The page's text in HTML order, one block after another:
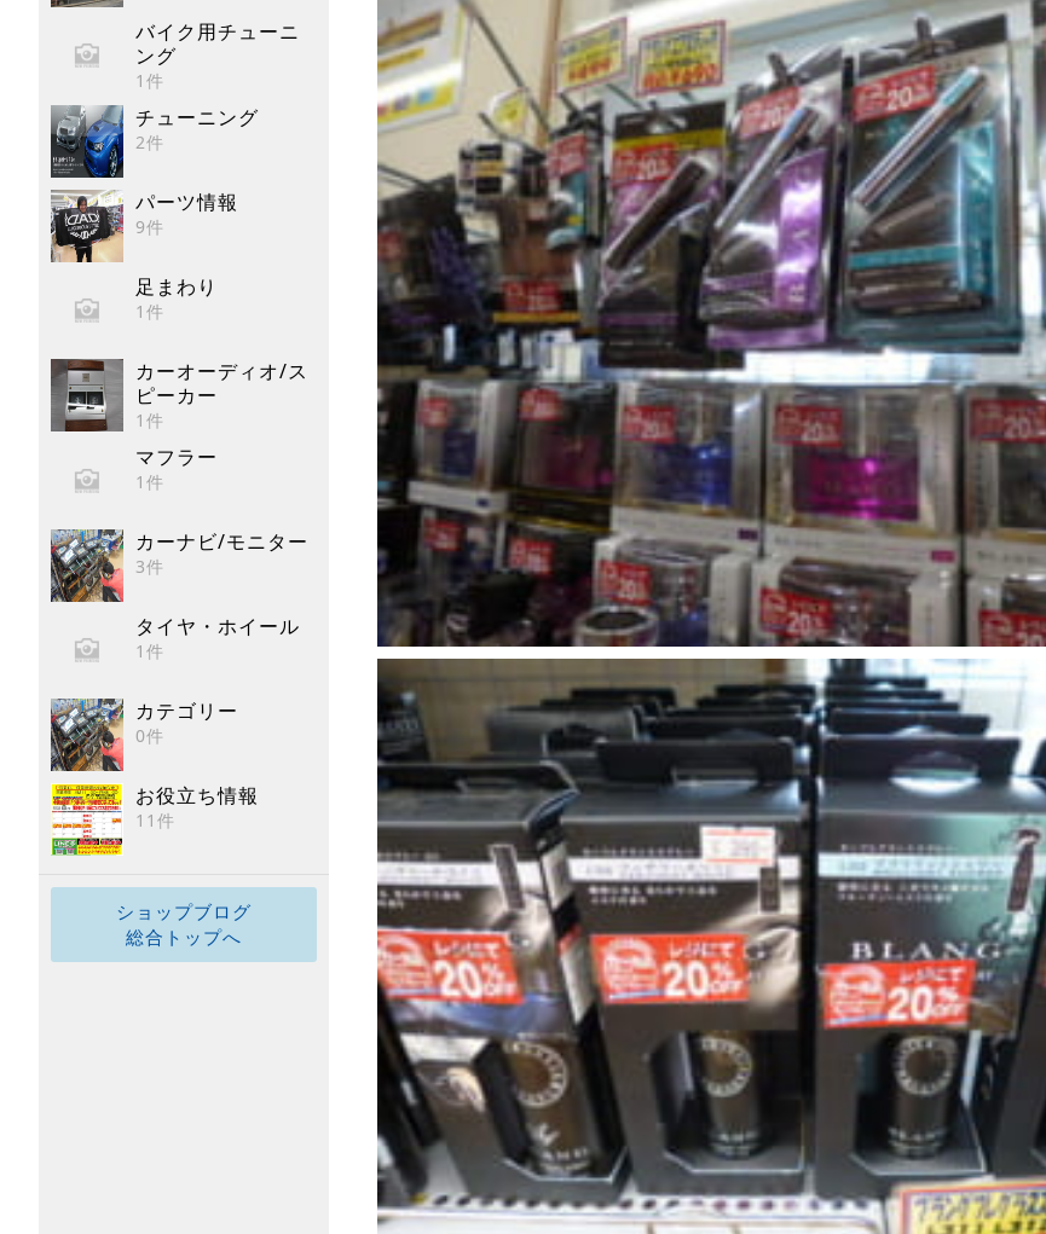
バイク用チューニ
ング
1件
チューニング
2件
パーツ情報
9件
足まわり
1件
カーオーディオ/ス
ピーカー
1件
マフラー
1件
カーナビ/モニター
3件
タイヤ・ホイール
1件
カテゴリー
0件
お役立ち情報
11件
ショップブログ
総合トップへ